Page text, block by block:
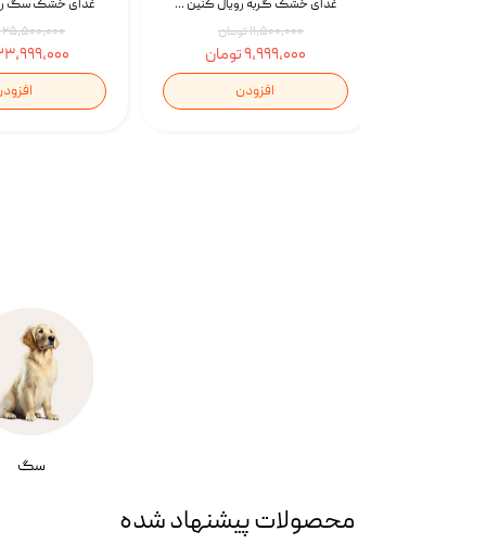
۲۵,۵۰۰,۰۰۰ تومان
۲۳,۹۹۹,۰۰۰
غذای خشک گربه رویال کنین Gastrointestinal Fibre Response وزن 2 کیلوگرم | پت استوک
۱۱,۵۰۰,۰۰۰ تومان
۹,۹۹۹,۰۰۰ تومان
افزودن
سگ
محصولات پیشنهاد شده